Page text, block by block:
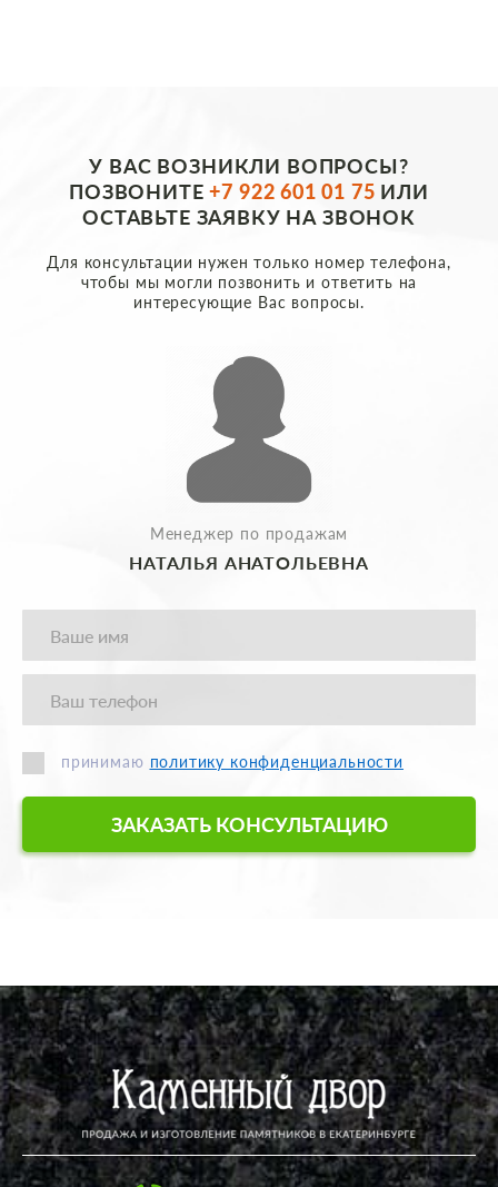
У ВАС ВОЗНИКЛИ ВОПРОСЫ?
ПОЗВОНИТЕ+7 922 601 01 75 ИЛИ
ОСТАВЬТЕ ЗАЯВКУ НА ЗВОНОК
Для консультации нужен только номер телефона,
чтобы мы могли позвонить и ответить на
интересующие Вас вопросы.
Менеджер по продажам
НАТАЛЬЯ АНАТОЛЬЕВНА
принимаю политику конфиденциальности
ЗАКАЗАТЬ КОНСУЛЬТАЦИЮ